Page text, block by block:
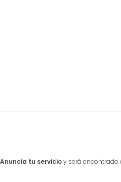
Anuncia tu servicioy será encontrado